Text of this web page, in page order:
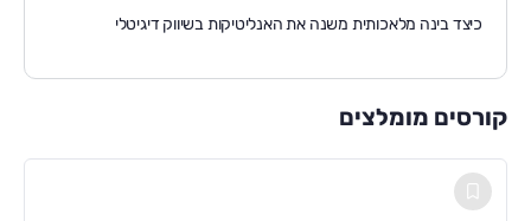
כיצד בינה מלאכותית משנה את האנליטיקות בשיווק דיגיטלי
קורסים מומלצים